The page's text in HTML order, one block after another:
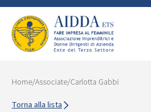
Home/Associate/Carlotta Gabbi
Torna alla lista